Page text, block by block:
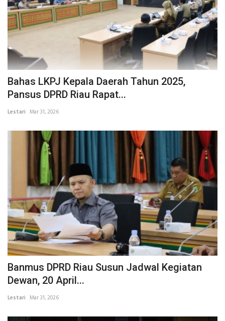
Bahas LKPJ Kepala Daerah Tahun 2025,
Pansus DPRD Riau Rapat...
Lestari Mar 31, 2026
Banmus DPRD Riau Susun Jadwal Kegiatan
Dewan, 20 April...
Lestari Mar 31, 2026